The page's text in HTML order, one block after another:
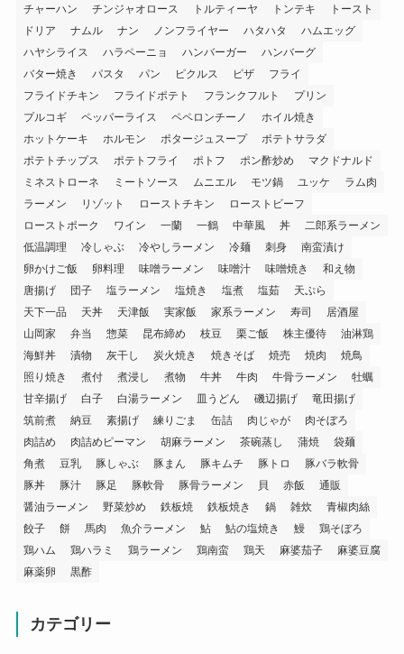
チャーハン
チンジャオロース トルティーヤ トンテキ
トースト
ドリア
ナムル ナン ノンフライヤー ハタハタ
ハムエッグ
ハヤシライス
ハラペーニョ ハンバーガー
ハンバーグ
バター焼き
パスタ パン ピクルス ピザ
フライ
フライドチキン
フライドポテト フランクフルト
プリン
プルコギ
ペッパーライス ペペロンチーノ
ホイル焼き
ホットケーキ
ホルモン ポタージュスープ
ポテトサラダ
ポテトチップス
ポテトフライ ポトフ ポン酢炒め
マクドナルド
ミネストローネ
ミートソース ムニエル モツ鍋 ユッケ
ラム肉
ラーメン
リゾット ローストチキン
ローストビーフ
ローストポーク
ワイン 一蘭 一鶴 中華風 丼
二郎系ラーメン
低温調理
冷しゃぶ 冷やしラーメン 冷麺 刺身
南蛮漬け
卵かけご飯
卵料理 味噌ラーメン 味噌汁 味噌焼き
和え物
唐揚げ
団子 塩ラーメン 塩焼き 塩煮 塩茹
天ぷら
天下一品
天丼 天津飯 実家飯 家系ラーメン 寿司
居酒屋
山岡家
弁当 惣菜 昆布締め 枝豆 栗ご飯 株主優待
油淋鶏
海鮮丼
漬物 灰干し 炭火焼き 焼きそば 焼売 焼肉
焼鳥
照り焼き
煮付 煮浸し 煮物 牛丼 牛肉 牛骨ラーメン
牡蠣
甘辛揚げ
白子 白湯ラーメン 皿うどん 磯辺揚げ
竜田揚げ
筑前煮
納豆 素揚げ 練りごま 缶詰 肉じゃが
肉そぼろ
肉詰め
肉詰めピーマン 胡麻ラーメン 茶碗蒸し 蒲焼
袋麺
角煮
豆乳 豚しゃぶ 豚まん 豚キムチ 豚トロ
豚バラ軟骨
豚丼
豚汁 豚足 豚軟骨 豚骨ラーメン 貝 赤飯
通販
醤油ラーメン
野菜炒め 鉄板焼 鉄板焼き 鍋 雑炊
青椒肉絲
餃子
餅 馬肉 魚介ラーメン 鮎 鮎の塩焼き 鰻
鶏そぼろ
鶏ハム
鶏ハラミ 鶏ラーメン 鶏南蛮 鶏天 麻婆茄子
麻婆豆腐
麻薬卵
黒酢
カテゴリー